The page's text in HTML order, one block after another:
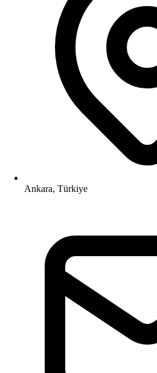
Ankara, Türkiye